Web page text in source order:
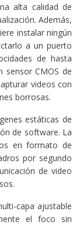
alta calidad de
Además,
instalar ningún
a un puerto
de hasta
sensor CMOS de
videos con
borrosas.
estáticas de
de software. La
en formato de
por segundo
de video
capa ajustable
el foco sin